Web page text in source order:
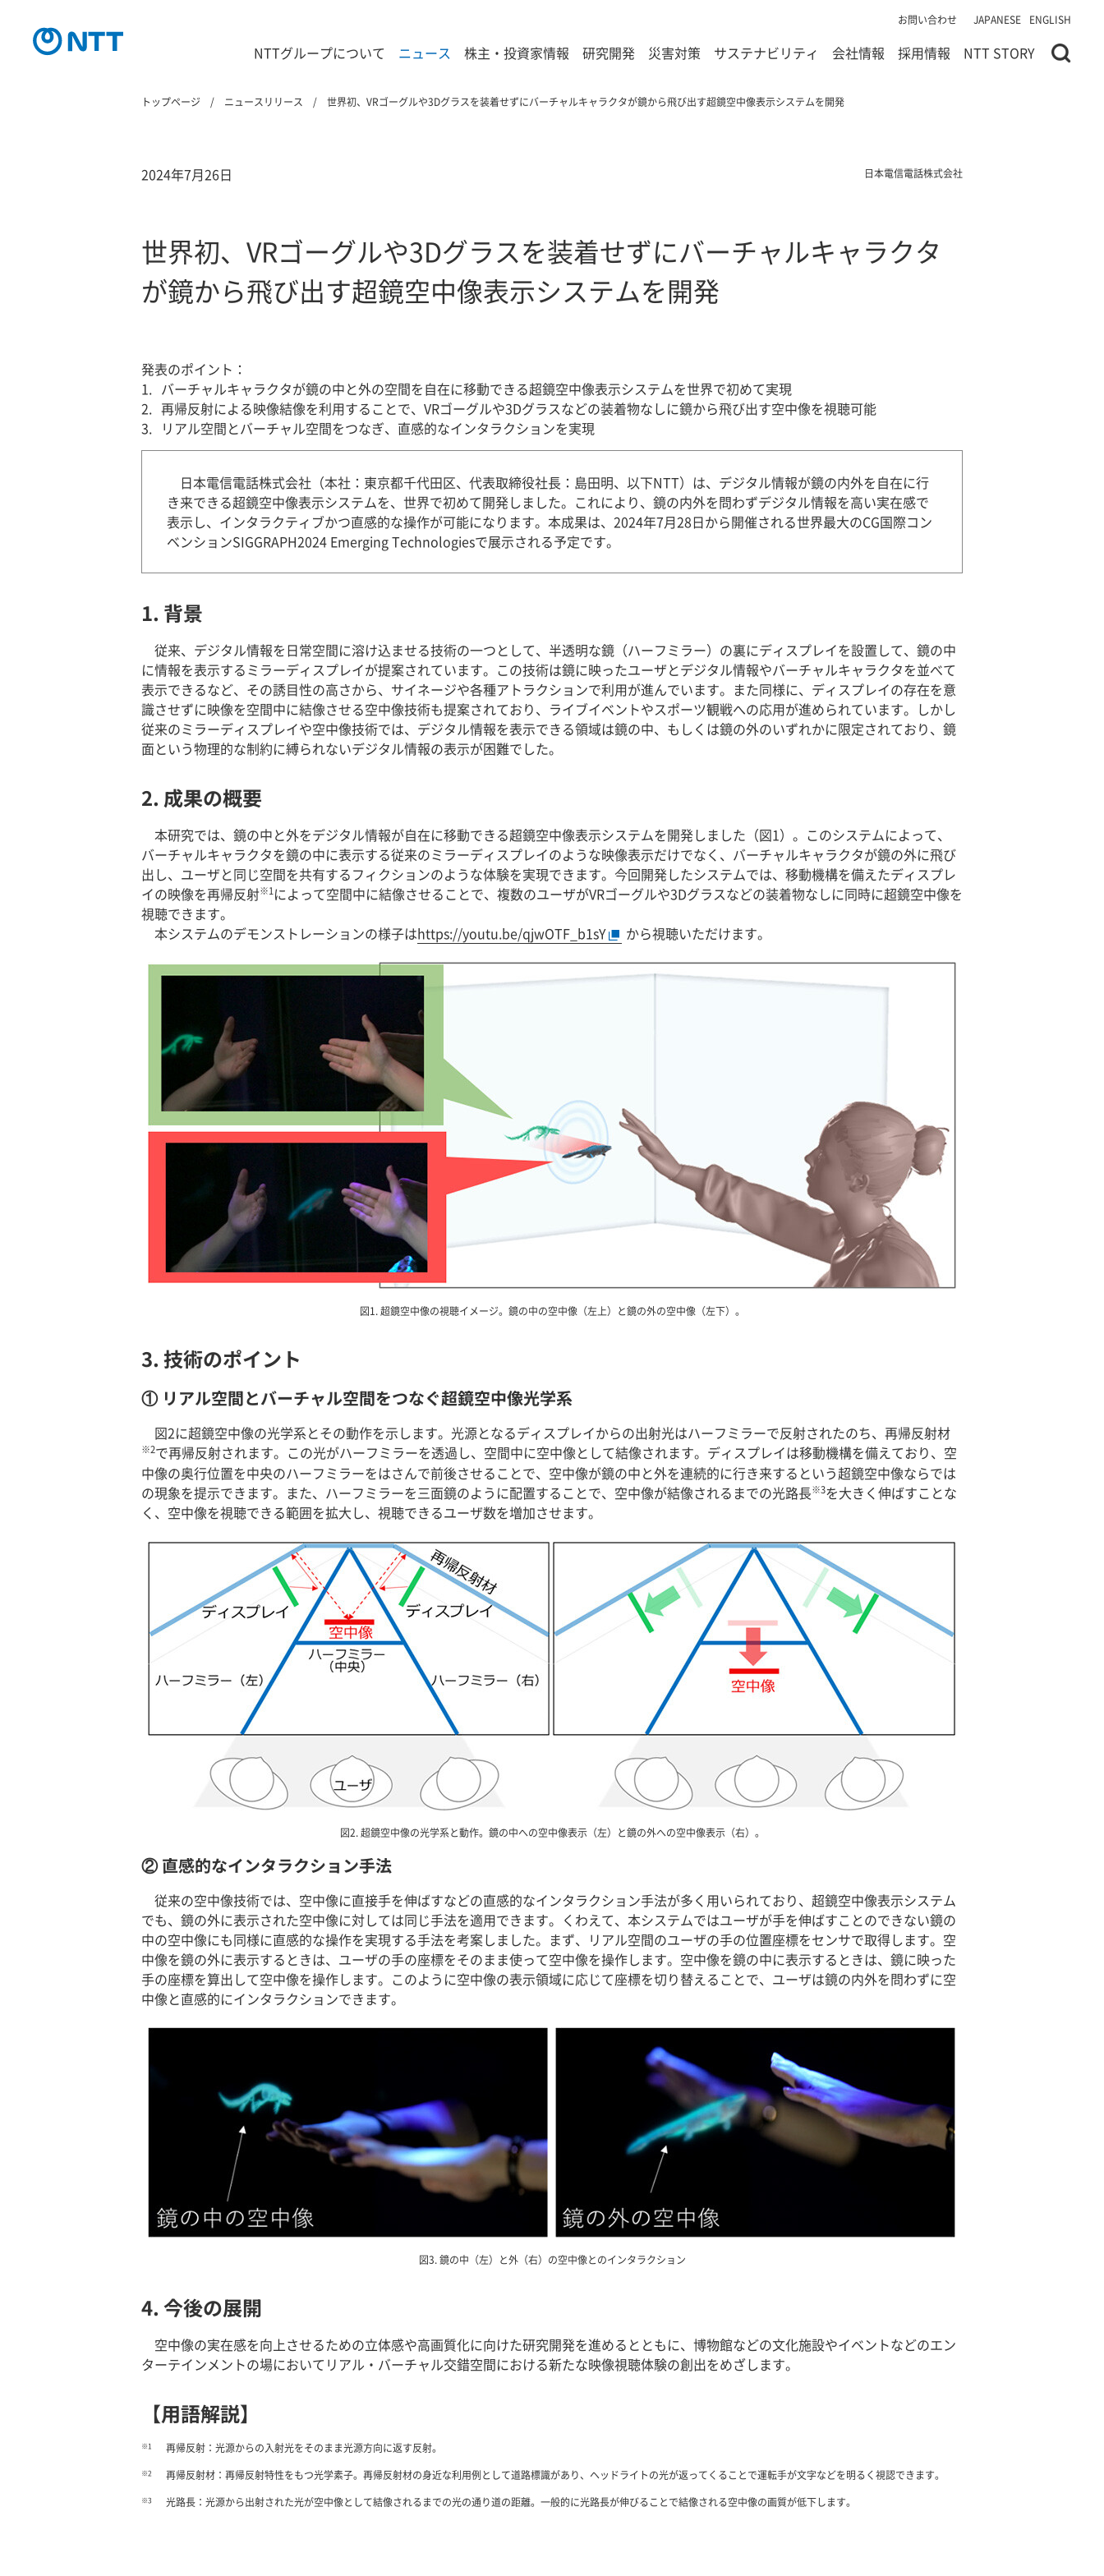
お問い合わせ JAPANESE ENGLISH
NTTグループについて ニュース 株主・投資家情報 研究開発 災害対策 サステナビリティ 会社情報 採用情報 NTT STORY
トップページ ニュースリリース 世界初、VRゴーグルや3Dグラスを装着せずにバーチャルキャラクタが鏡から飛び出す超鏡空中像表示システムを開発
2024年7月26日 日本電信電話株式会社
世界初、VRゴーグルや3Dグラスを装着せずにバーチャルキャラクタ
が鏡から飛び出す超鏡空中像表示システムを開発
発表のポイント：
1. バーチャルキャラクタが鏡の中と外の空間を自在に移動できる超鏡空中像表示システムを世界で初めて実現
2. 再帰反射による映像結像を利用することで、VRゴーグルや3Dグラスなどの装着物なしに鏡から飛び出す空中像を視聴可能
3. リアル空間とバーチャル空間をつなぎ、直感的なインタラクションを実現
日本電信電話株式会社（本社：東京都千代田区、代表取締役社長：島田明、以下NTT）は、デジタル情報が鏡の内外を自在に行
き来できる超鏡空中像表示システムを、世界で初めて開発しました。これにより、鏡の内外を問わずデジタル情報を高い実在感で
表示し、インタラクティブかつ直感的な操作が可能になります。本成果は、2024年7月28日から開催される世界最大のCG国際コン
ベンションSIGGRAPH2024 Emerging Technologiesで展示される予定です。
1. 背景
従来、デジタル情報を日常空間に溶け込ませる技術の一つとして、半透明な鏡（ハーフミラー）の裏にディスプレイを設置して、鏡の中
に情報を表示するミラーディスプレイが提案されています。この技術は鏡に映ったユーザとデジタル情報やバーチャルキャラクタを並べて
表示できるなど、その誘目性の高さから、サイネージや各種アトラクションで利用が進んでいます。また同様に、ディスプレイの存在を意
識させずに映像を空間中に結像させる空中像技術も提案されており、ライブイベントやスポーツ観戦への応用が進められています。しかし
従来のミラーディスプレイや空中像技術では、デジタル情報を表示できる領域は鏡の中、もしくは鏡の外のいずれかに限定されており、鏡
面という物理的な制約に縛られないデジタル情報の表示が困難でした。
2. 成果の概要
本研究では、鏡の中と外をデジタル情報が自在に移動できる超鏡空中像表示システムを開発しました（図1）。このシステムによって、
バーチャルキャラクタを鏡の中に表示する従来のミラーディスプレイのような映像表示だけでなく、バーチャルキャラクタが鏡の外に飛び
出し、ユーザと同じ空間を共有するフィクションのような体験を実現できます。今回開発したシステムでは、移動機構を備えたディスプレ
イの映像を再帰反射※1 によって空間中に結像させることで、複数のユーザがVRゴーグルや3Dグラスなどの装着物なしに同時に超鏡空中像を
視聴できます。
本システムのデモンストレーションの様子はhttps://youtu.be/qjwOTF_b1sY から視聴いただけます。
図1. 超鏡空中像の視聴イメージ。鏡の中の空中像（左上）と鏡の外の空中像（左下）。
3. 技術のポイント
① リアル空間とバーチャル空間をつなぐ超鏡空中像光学系
図2に超鏡空中像の光学系とその動作を示します。光源となるディスプレイからの出射光はハーフミラーで反射されたのち、再帰反射材
※2で再帰反射されます。この光がハーフミラーを透過し、空間中に空中像として結像されます。ディスプレイは移動機構を備えており、空
中像の奥行位置を中央のハーフミラーをはさんで前後させることで、空中像が鏡の中と外を連続的に行き来するという超鏡空中像ならでは
の現象を提示できます。また、ハーフミラーを三面鏡のように配置することで、空中像が結像されるまでの光路長※3を大きく伸ばすことな
く、空中像を視聴できる範囲を拡大し、視聴できるユーザ数を増加させます。
図2. 超鏡空中像の光学系と動作。鏡の中への空中像表示（左）と鏡の外への空中像表示（右）。
② 直感的なインタラクション手法
従来の空中像技術では、空中像に直接手を伸ばすなどの直感的なインタラクション手法が多く用いられており、超鏡空中像表示システム
でも、鏡の外に表示された空中像に対しては同じ手法を適用できます。くわえて、本システムではユーザが手を伸ばすことのできない鏡の
中の空中像にも同様に直感的な操作を実現する手法を考案しました。まず、リアル空間のユーザの手の位置座標をセンサで取得します。空
中像を鏡の外に表示するときは、ユーザの手の座標をそのまま使って空中像を操作します。空中像を鏡の中に表示するときは、鏡に映った
手の座標を算出して空中像を操作します。このように空中像の表示領域に応じて座標を切り替えることで、ユーザは鏡の内外を問わずに空
中像と直感的にインタラクションできます。
図3. 鏡の中（左）と外（右）の空中像とのインタラクション
4. 今後の展開
空中像の実在感を向上させるための立体感や高画質化に向けた研究開発を進めるとともに、博物館などの文化施設やイベントなどのエン
ターテインメントの場においてリアル・バーチャル交錯空間における新たな映像視聴体験の創出をめざします。
【用語解説】
※1 再帰反射：光源からの入射光をそのまま光源方向に返す反射。
※2 再帰反射材：再帰反射特性をもつ光学素子。再帰反射材の身近な利用例として道路標識があり、ヘッドライトの光が返ってくることで運転手が文字などを明るく視認できます。
※3 光路長：光源から出射された光が空中像として結像されるまでの光の通り道の距離。一般的に光路長が伸びることで結像される空中像の画質が低下します。